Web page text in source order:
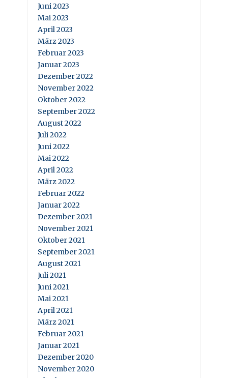
Juni 2023
Mai 2023
April 2023
März 2023
Februar 2023
Januar 2023
Dezember 2022
November 2022
Oktober 2022
September 2022
August 2022
Juli 2022
Juni 2022
Mai 2022
April 2022
März 2022
Februar 2022
Januar 2022
Dezember 2021
November 2021
Oktober 2021
September 2021
August 2021
Juli 2021
Juni 2021
Mai 2021
April 2021
März 2021
Februar 2021
Januar 2021
Dezember 2020
November 2020